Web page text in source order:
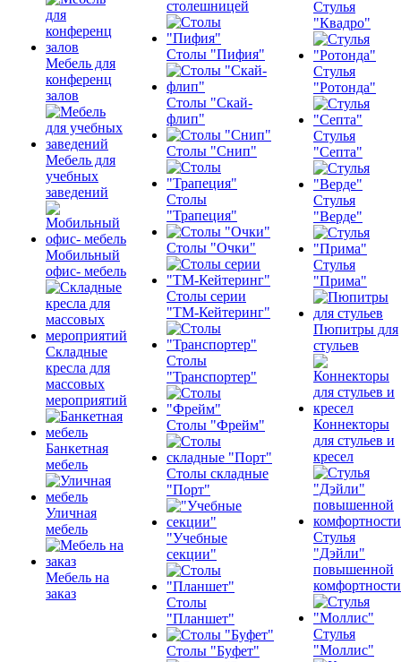
Мебель для
конференц
залов
Мебель для
учебных
заведений
Мобильный
офис- мебель
Складные
кресла для
массовых
мероприятий
Банкетная
мебель
Уличная
мебель
Мебель на
заказ
столешницей
Столы "Пифия"
Столы "Скай-
флип"
Столы "Снип"
Столы
"Трапеция"
Столы "Очки"
Столы серии
"ТМ-Кейтеринг"
Столы
"Транспортер"
Столы "Фрейм"
Столы складные
"Порт"
"Учебные
секции"
Столы
"Планшет"
Столы "Буфет"
Стулья
"Квадро"
Стулья
"Ротонда"
Стулья
"Септа"
Стулья
"Верде"
Стулья
"Прима"
Пюпитры для
стульев
Коннекторы
для стульев и
кресел
Стулья
"Дэйли"
повышенной
комфортности
Стулья
"Моллис"